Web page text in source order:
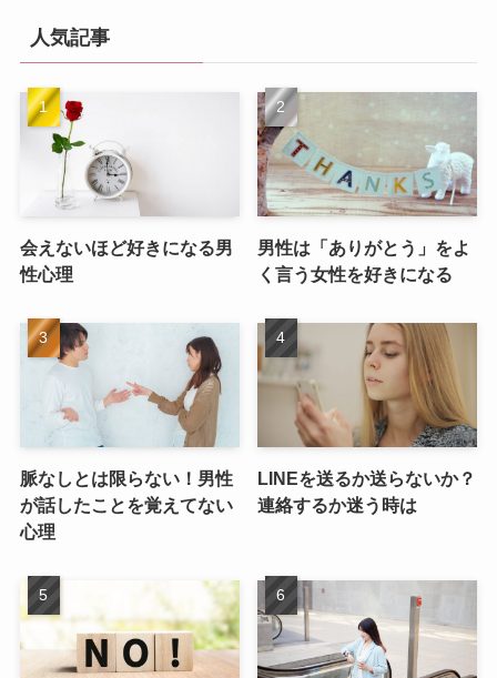
人気記事
会えないほど好きになる男
性心理
男性は「ありがとう」をよ
く言う女性を好きになる
脈なしとは限らない！男性
が話したことを覚えてない
心理
LINEを送るか送らないか？
連絡するか迷う時は